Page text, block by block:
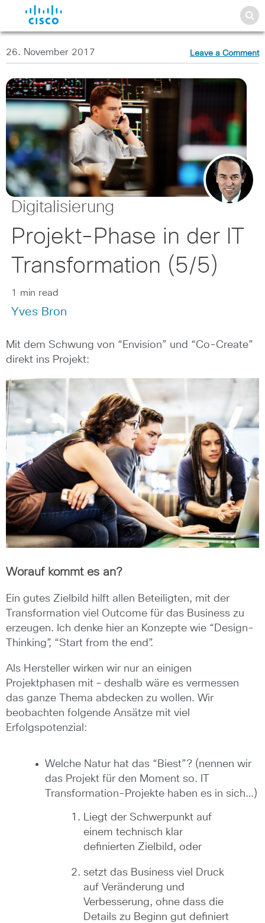
26. November 2017 Leave a Comment
Digitalisierung
Projekt-Phase in der IT
Transformation (5/5)
1 min read
Yves Bron
Mit dem Schwung von “Envision” und “Co-Create”
direkt ins Projekt:
Worauf kommt es an?
Ein gutes Zielbild hilft allen Beteiligten, mit der
Transformation viel Outcome für das Business zu
erzeugen. Ich denke hier an Konzepte wie “Design-
Thinking”, “Start from the end”.
Als Hersteller wirken wir nur an einigen
Projektphasen mit – deshalb wäre es vermessen
das ganze Thema abdecken zu wollen. Wir
beobachten folgende Ansätze mit viel
Erfolgspotenzial:
Welche Natur hat das “Biest”? (nennen wir
das Projekt für den Moment so. IT
Transformation-Projekte haben es in sich…)
Liegt der Schwerpunkt auf
einem technisch klar
definierten Zielbild, oder
setzt das Business viel Druck
auf Veränderung und
Verbesserung, ohne dass die
Details zu Beginn gut definiert